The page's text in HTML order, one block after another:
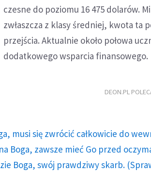
czesne do poziomu 16 475 dolarów.
zwłaszcza z klasy średniej, kwota ta
przejścia. Aktualnie około połowa
dodatkowego wsparcia finansowego.
DEON.PL
musi się zwrócić całkowicie do
Boga, zawsze mieć Go przed
Boga, swój prawdziwy skarb.